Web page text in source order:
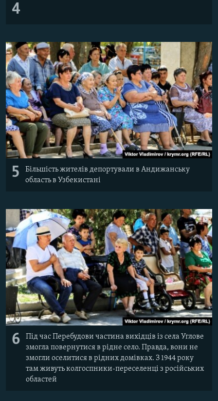
4
5
Більшість жителів депортували в Андижанську
область в Узбекистані
6
Під час Перебудови частина вихідців із села Углове
змогла повернутися в рідне село. Правда, вони не
змогли оселитися в рідних домівках. З 1944 року
там живуть колгоспники-переселенці з російських
областей